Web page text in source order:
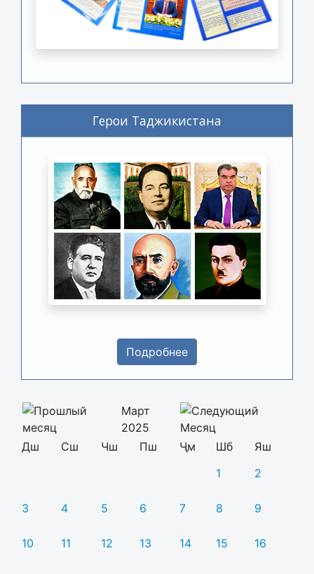
Герои Таджикистана
Подробнее
Март
2025
Дш
Сш Чш Пш Ҷм Шб
Яш
1
2
3 4 5 6 7 8 9
10 11 12 13 14 15 16